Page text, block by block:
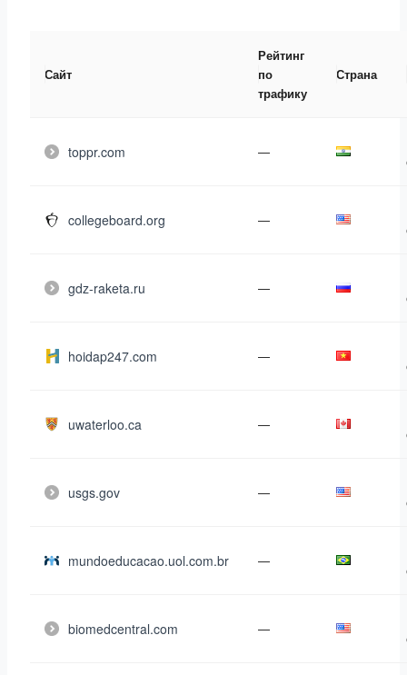
Сайт
Рейтинг
по
трафику
Страна
toppr.com —
collegeboard.org —
gdz-raketa.ru —
hoidap247.com —
uwaterloo.ca —
usgs.gov —
mundoeducacao.uol.com.br —
biomedcentral.com —